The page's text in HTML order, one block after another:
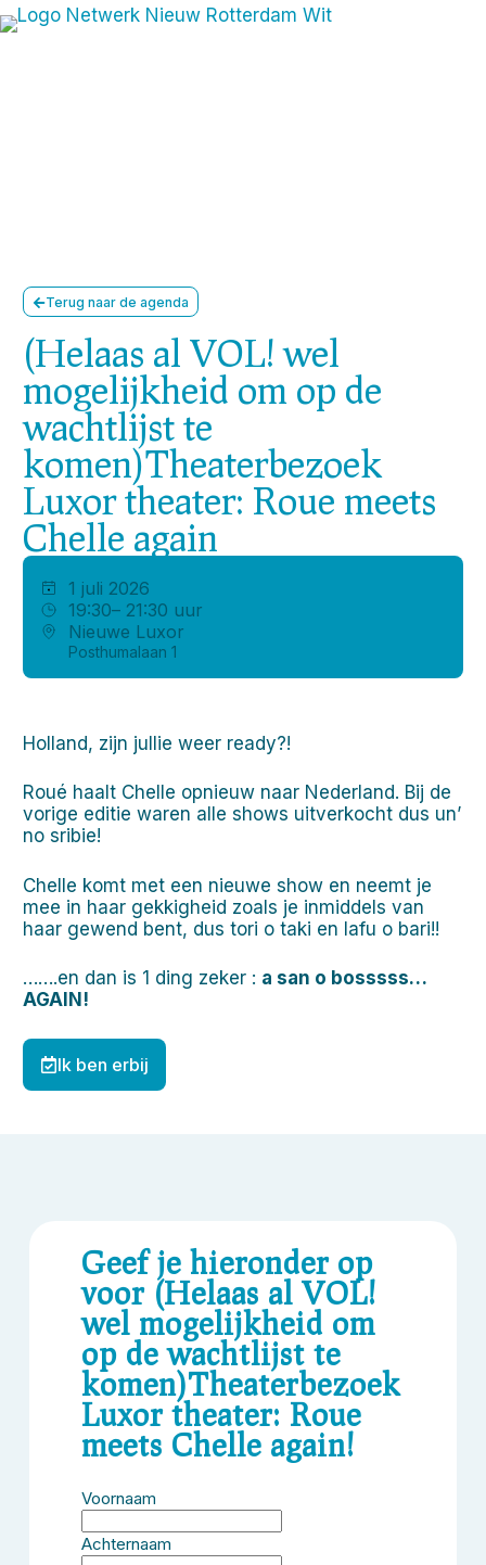
Terug naar de agenda
(Helaas al VOL! wel
mogelijkheid om op de
wachtlijst te
komen)Theaterbezoek
Luxor theater: Roue meets
Chelle again
1 juli 2026
19:30– 21:30 uur
Nieuwe Luxor
Posthumalaan 1
Holland, zijn jullie weer ready?!
Roué haalt Chelle opnieuw naar Nederland. Bij de
vorige editie waren alle shows uitverkocht dus un’
no sribie!
Chelle komt met een nieuwe show en neemt je
mee in haar gekkigheid zoals je inmiddels van
haar gewend bent, dus tori o taki en lafu o bari!!
…….en dan is 1 ding zeker : a san o bosssss…
AGAIN!
Ik ben erbij
Geef je hieronder op
voor (Helaas al VOL!
wel mogelijkheid om
op de wachtlijst te
komen)Theaterbezoek
Luxor theater: Roue
meets Chelle again!
Voornaam
Achternaam